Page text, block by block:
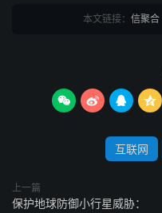
本文链接： 信聚合
   
互联网
上一篇
保护地球防御小行星威胁：